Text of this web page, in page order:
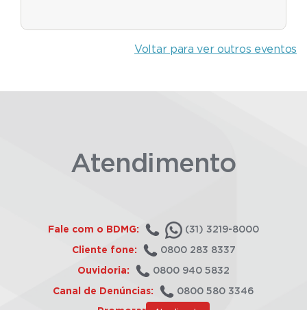
Voltar para ver outros eventos
Atendimento
Fale com o BDMG: (31) 3219-8000
Cliente fone: 0800 283 8337
Ouvidoria: 0800 940 5832
Canal de Denúncias: 0800 580 3346